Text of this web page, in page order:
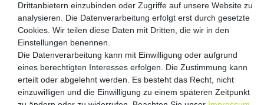
Versandpartner
Drittanbietern einzubinden oder Zugriffe auf unsere Website zu
analysieren. Die Datenverarbeitung erfolgt erst durch gesetzte
Cookies. Wir teilen diese Daten mit Dritten, die wir in den
Einstellungen benennen.
Die Datenverarbeitung kann mit Einwilligung oder aufgrund
eines berechtigten Interesses erfolgen. Die Zustimmung kann
erteilt oder abgelehnt werden. Es besteht das Recht, nicht
einzuwilligen und die Einwilligung zu einem späteren Zeitpunkt